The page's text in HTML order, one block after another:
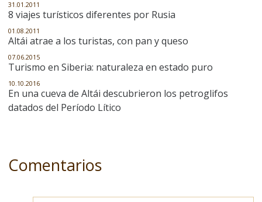
31.01.2011
8 viajes turísticos diferentes por Rusia
01.08.2011
Altái atrae a los turistas, con pan y queso
07.06.2015
Turismo en Siberia: naturaleza en estado puro
10.10.2016
En una cueva de Altái descubrieron los petroglifos
datados del Período Lítico
Comentarios